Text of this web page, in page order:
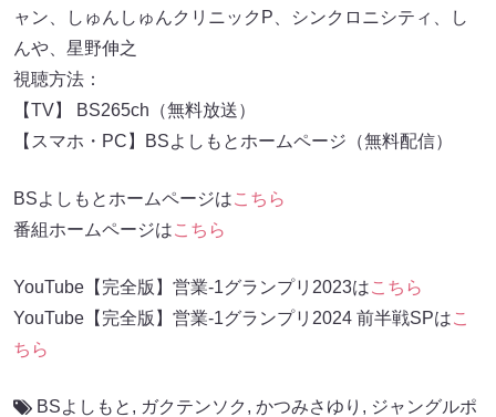
ャン、しゅんしゅんクリニックP、シンクロニシティ、し
んや、星野伸之
視聴方法：
【TV】 BS265ch（無料放送）
【スマホ・PC】BSよしもとホームページ（無料配信）
BSよしもとホームページはこちら
番組ホームページはこちら
YouTube【完全版】営業-1グランプリ2023はこちら
YouTube【完全版】営業-1グランプリ2024 前半戦SPはこ
ちら
BSよしもと , ガクテンソク , かつみさゆり , ジャングルポ